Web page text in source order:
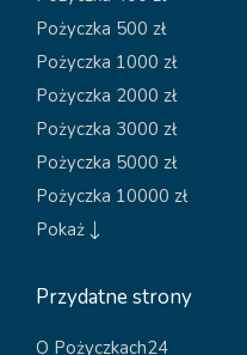
Pożyczka 500 zł
Pożyczka 1000 zł
Pożyczka 2000 zł
Pożyczka 3000 zł
Pożyczka 5000 zł
Pożyczka 10000 zł
Pokaż
Przydatne strony
O Pożyczkach24